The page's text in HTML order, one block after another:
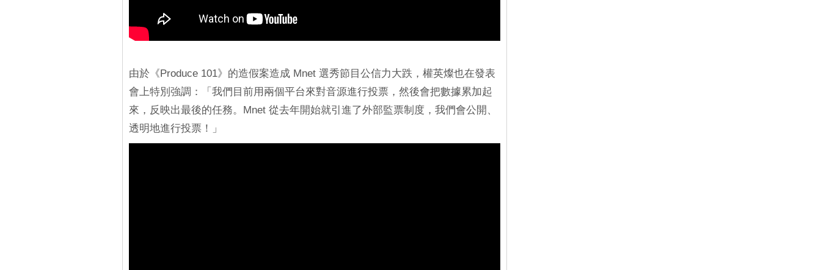
由於《Produce 101》的造假案造成 Mnet 選秀節目公信力大跌，權英燦也在發表
會上特別強調：「我們目前用兩個平台來對音源進行投票，然後會把數據累加起
來，反映出最後的任務。Mnet 從去年開始就引進了外部監票制度，我們會公開、
透明地進行投票！」